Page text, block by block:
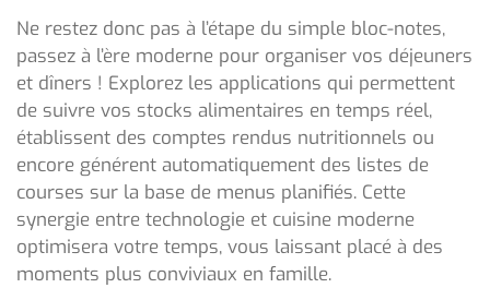
Ne restez donc pas à l’étape du simple bloc-notes,
passez à l’ère moderne pour organiser vos déjeuners
et dîners ! Explorez les applications qui permettent
de suivre vos stocks alimentaires en temps réel,
établissent des comptes rendus nutritionnels ou
encore générent automatiquement des listes de
courses sur la base de menus planifiés. Cette
synergie entre technologie et cuisine moderne
optimisera votre temps, vous laissant placé à des
moments plus conviviaux en famille.